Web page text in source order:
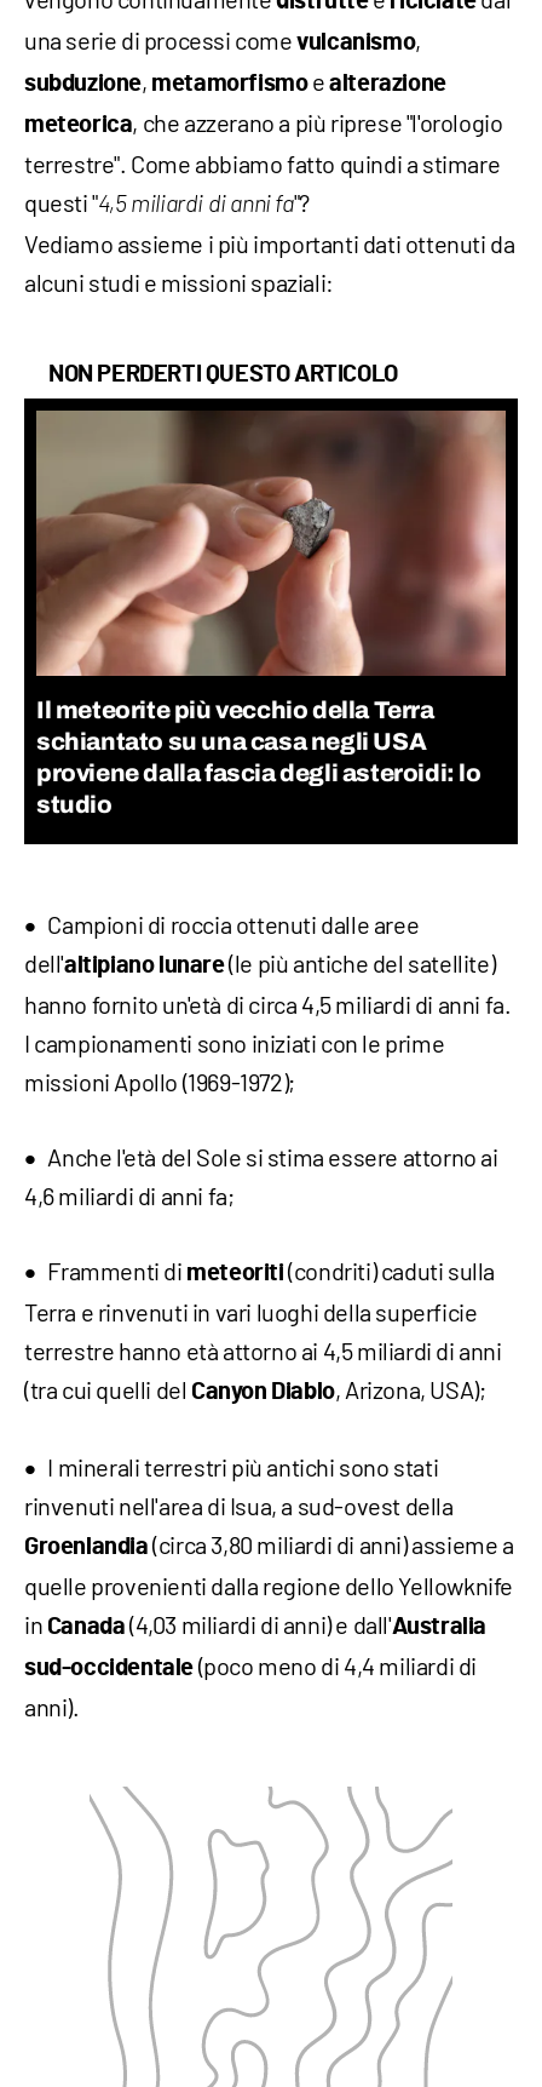
una serie di processi comevulcanismo,
subduzione, metamorfismoealterazione
meteorica, che azzerano a più riprese "l'orologio
terrestre". Come abbiamo fatto quindi a stimare
questi "4,5 miliardi di anni fa"?
Vediamo assieme i più importanti dati ottenuti da
alcuni studi e missioni spaziali:
NON PERDERTI QUESTO ARTICOLO
Il meteorite più vecchio della Terra
schiantato su una casa negli USA
proviene dalla fascia degli asteroidi: lo
studio
Campioni di roccia ottenuti dalle aree
dell'altipiano lunare(le più antiche del satellite)
hanno fornito un'età di circa 4,5miliardi di anni fa.
I campionamenti sono iniziati con le prime
missioni Apollo (1969-1972);
Anche l'età del Sole si stima essere attorno ai
4,6 miliardi di anni fa;
Frammenti di meteoriti (condriti) caduti sulla
Terra e rinvenuti in vari luoghi della superficie
terrestre hanno età attorno ai 4,5 miliardi di anni
(tra cui quelli del Canyon Diablo, Arizona, USA);
I minerali terrestri più antichi sono stati
rinvenuti nell'area di Isua, a sud-ovest della
Groenlandia (circa 3,80 miliardi di anni) assieme a
quelle provenienti dalla regione dello Yellowknife
in Canada (4,03 miliardi di anni) e dall'Australia
sud-occidentale (poco meno di 4,4 miliardi di
anni).